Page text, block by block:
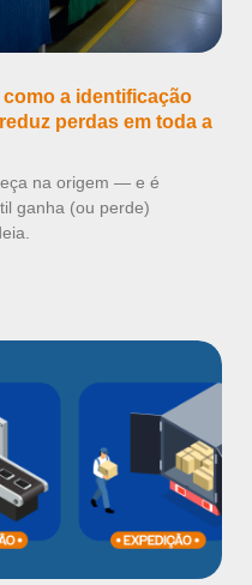
a identificação
perdas em toda a
na origem — e é
ganha (ou perde)